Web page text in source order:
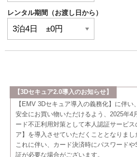
レンタル期間（お渡し日から）
【3Dセキュア2.0導入のお知らせ】
【EMV 3Dセキュア導入の義務化】に伴い
安全にお買い物いただけるよう、2025年4
ード不正利用対策として本人認証サービス
ア】を導入させていただくこととなりまし
これに伴い、カード決済時にパスワード
証が必要な場合がございます。